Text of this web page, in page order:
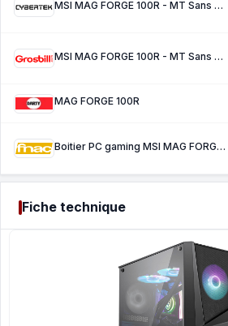
MSI MAG FORGE 100R - MT Sans Alim ATX
MSI MAG FORGE 100R - MT Sans Alim ATX
MAG FORGE 100R
Boitier PC gaming MSI MAG FORGE 100R moyen tour Black ARGB avec panneau lateral verre trem
Fiche technique